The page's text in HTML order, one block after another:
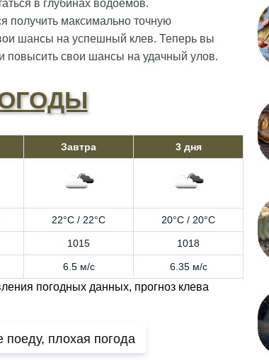
в глубинах водоемов.
получить максимально точную
шансы на успешный клев. Теперь вы
повысить свои шансы на удачный улов.
Завтра 3 дня
22°C / 22°C 20°C / 20°C
1015 1018
6.5 м/с 6.35 м/с
погодных данных, прогноз клева
поеду, плохая погода